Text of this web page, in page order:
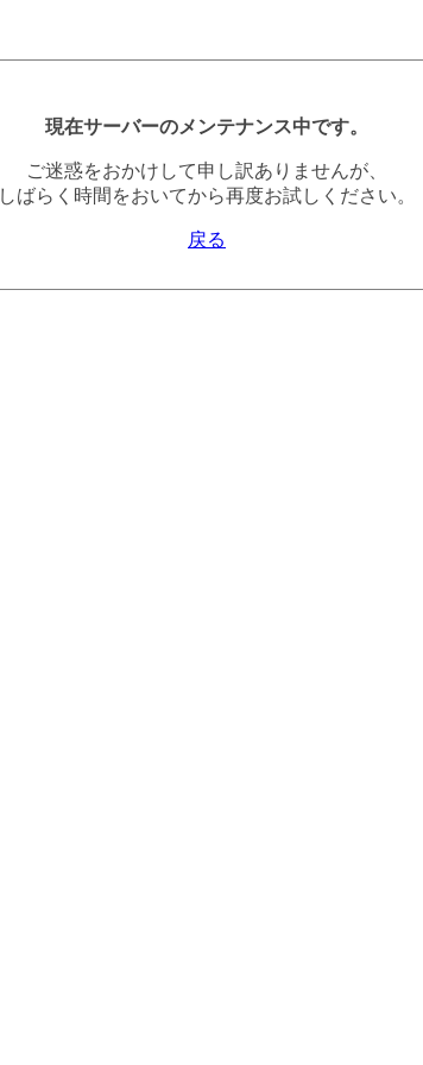
現在サーバーのメンテナンス中です。
ご迷惑をおかけして申し訳ありませんが、
しばらく時間をおいてから再度お試しください。
戻る